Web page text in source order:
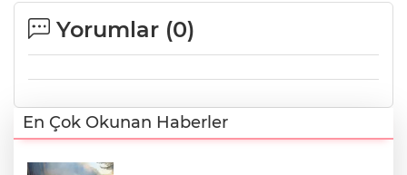
Yorumlar (0)
En Çok Okunan Haberler